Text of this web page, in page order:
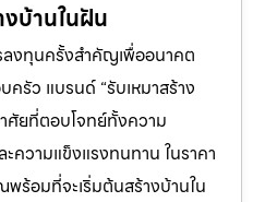
งบ้านในฝัน
งทุนครั้งสำคัญเพื่ออนาคต
รัว แบรนด์ “รับเหมาสร้าง
ศัยที่ตอบโจทย์ทั้งความ
ความแข็งแรงทนทาน ในราคา
ร้อมที่จะเริ่มต้นสร้างบ้านใน